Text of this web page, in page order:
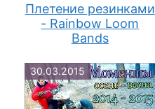
Плетение резинками
- Rainbow Loom
Bands
30.03.2015